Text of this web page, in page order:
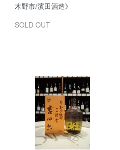
木野市/濱田酒造》
SOLD OUT